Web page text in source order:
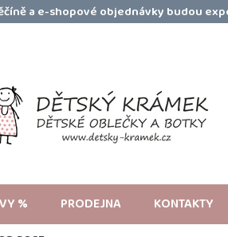
a e-shopové objednávky budou
% PRODEJNA KONTAKTY